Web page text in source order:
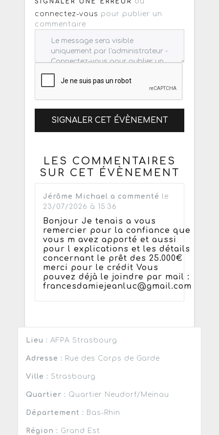
connectez-vous pour publier un
commentaire
SIGNALER CET ÉVÈNEMENT
LES COMMENTAIRES
SUR CET ÉVÈNEMENT
Jérôme Michael a commenté
le
23/07/2026 à 15:36
Bonjour Je tenais a vous
remercier pour la confiance que
vous m avez apporté et aussi
pour l explications et les détails
concernant le prêt des 25.000€
merci pour le crédit Vous
pouvez déjà le joindre par mail :
francesdamiejeanluc@gmail.com
Lieu : AFPA Strasbourg
Adresse : Rue des Corps de Garde
Ville : Strasbourg
Quartier : Quartier Neudorf/Meinau
Département : Bas-Rhin
Région : Grand Est